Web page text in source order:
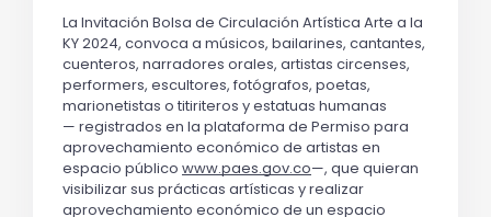
La Invitación Bolsa de Circulación Artística Arte a la
KY 2024, convoca a músicos, bailarines, cantantes,
cuenteros, narradores orales, artistas circenses,
performers, escultores, fotógrafos, poetas,
marionetistas o titiriteros y estatuas humanas
— registrados en la plataforma de Permiso para
aprovechamiento económico de artistas en
espacio público www.paes.gov.co—, que quieran
visibilizar sus prácticas artísticas y realizar
aprovechamiento económico de un espacio